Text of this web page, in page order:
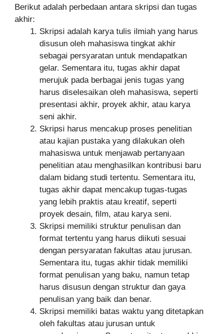
Berikut adalah perbedaan antara skripsi dan tugas
akhir:
Skripsi adalah karya tulis ilmiah yang harus
disusun oleh mahasiswa tingkat akhir
sebagai persyaratan untuk mendapatkan
gelar. Sementara itu, tugas akhir dapat
merujuk pada berbagai jenis tugas yang
harus diselesaikan oleh mahasiswa, seperti
presentasi akhir, proyek akhir, atau karya
seni akhir.
Skripsi harus mencakup proses penelitian
atau kajian pustaka yang dilakukan oleh
mahasiswa untuk menjawab pertanyaan
penelitian atau menghasilkan kontribusi baru
dalam bidang studi tertentu. Sementara itu,
tugas akhir dapat mencakup tugas-tugas
yang lebih praktis atau kreatif, seperti
proyek desain, film, atau karya seni.
Skripsi memiliki struktur penulisan dan
format tertentu yang harus diikuti sesuai
dengan persyaratan fakultas atau jurusan.
Sementara itu, tugas akhir tidak memiliki
format penulisan yang baku, namun tetap
harus disusun dengan struktur dan gaya
penulisan yang baik dan benar.
Skripsi memiliki batas waktu yang ditetapkan
oleh fakultas atau jurusan untuk